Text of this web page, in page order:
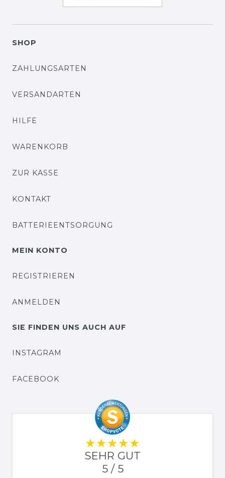
SHOP
ZAHLUNGSARTEN
VERSANDARTEN
HILFE
WARENKORB
ZUR KASSE
KONTAKT
BATTERIEENTSORGUNG
MEIN KONTO
REGISTRIEREN
ANMELDEN
SIE FINDEN UNS AUCH AUF
INSTAGRAM
FACEBOOK
SEHR GUT
5 / 5